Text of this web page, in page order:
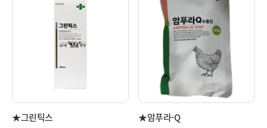
★그린틱스 ★암푸라-Q